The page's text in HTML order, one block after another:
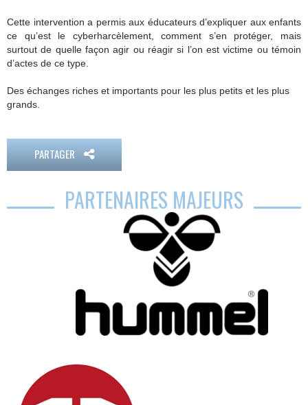
Cette intervention a permis aux éducateurs d’expliquer aux enfants
ce qu’est le cyberharcèlement, comment s’en protéger, mais
surtout de quelle façon agir ou réagir si l’on est victime ou témoin
d’actes de ce type.
Des échanges riches et importants pour les plus petits et les plus
grands.
PARTAGER
PARTENAIRES MAJEURS